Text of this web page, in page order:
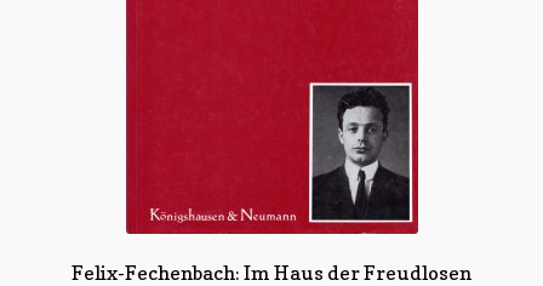
Felix-Fechenbach: Im Haus der Freudlosen